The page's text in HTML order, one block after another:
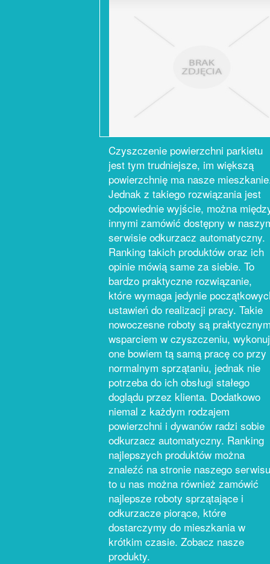
Czyszczenie powierzchni parkietu
jest tym trudniejsze, im większą
powierzchnię ma nasze
Jednak z takiego rozwiązania jest
odpowiednie wyjście, można
innymi zamówić dostępny w
serwisie odkurzacz automatyczny.
Ranking takich produktów oraz ich
opinie mówią same za siebie. To
bardzo praktyczne rozwiązanie,
które wymaga jedynie
ustawień do realizacji pracy. Takie
nowoczesne roboty są
wsparciem w czyszczeniu,
one bowiem tą samą pracę co przy
normalnym sprzątaniu, jednak nie
potrzeba do ich obsługi stałego
doglądu przez klienta. Dodatkowo
niemal z każdym rodzajem
powierzchni i dywanów radzi sobie
odkurzacz automatyczny. Ranking
najlepszych produktów można
znaleźć na stronie naszego
to u nas można również zamówić
najlepsze roboty sprzątające i
odkurzacze piorące, które
dostarczymy do mieszkania w
krótkim czasie. Zobacz nasze
produkty.